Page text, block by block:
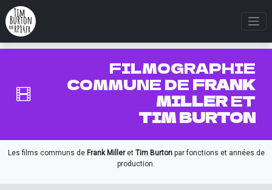
FILMOGRAPHIE
COMMUNE DEFRANK
MILLERET
TIM BURTON
Les films communs de Frank Milleret Tim Burtonpar fonctions et années de
production.